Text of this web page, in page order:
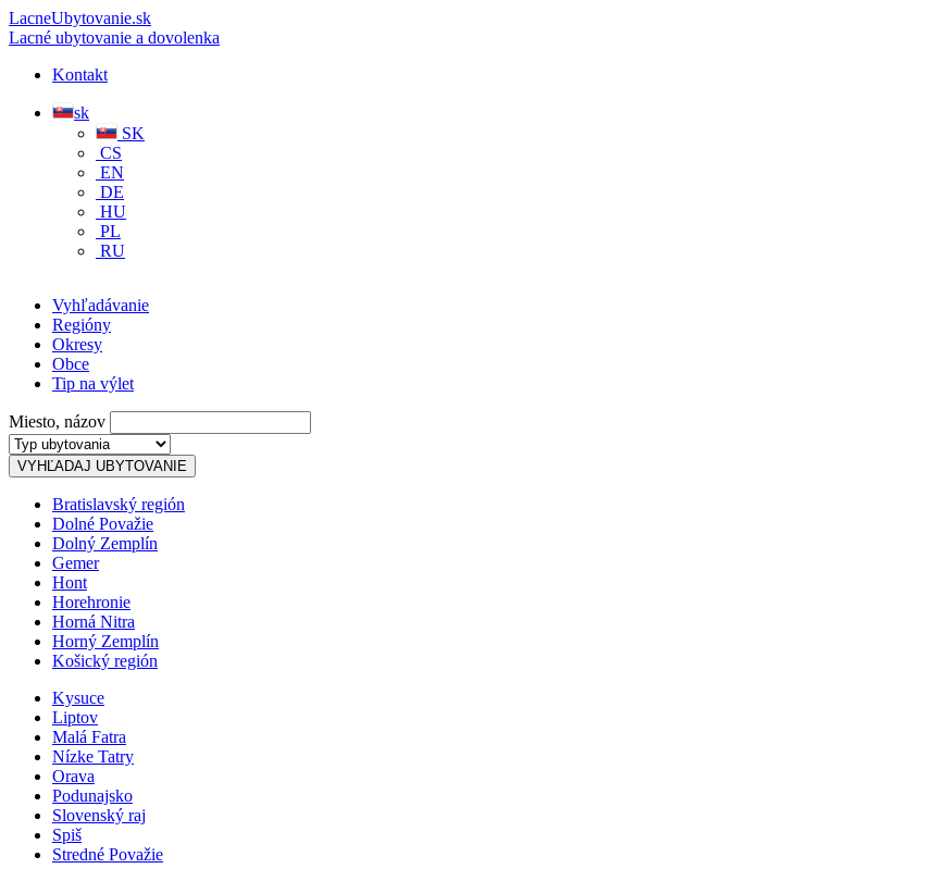
LacneUbytovanie.sk
Lacné ubytovanie a dovolenka
Kontakt
sk
SK
CS
EN
DE
HU
PL
RU
Vyhľadávanie
Regióny
Okresy
Obce
Tip na výlet
Miesto, názov
Bratislavský región
Dolné Považie
Dolný Zemplín
Gemer
Hont
Horehronie
Horná Nitra
Horný Zemplín
Košický región
Kysuce
Liptov
Malá Fatra
Nízke Tatry
Orava
Podunajsko
Slovenský raj
Spiš
Stredné Považie